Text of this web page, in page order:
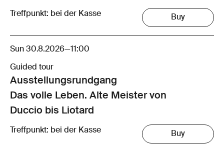
Treffpunkt: bei der Kasse Buy
Sun 30.8.2026—11:00
Guided tour
Ausstellungsrund­gang
Das volle Leben. Alte Meister von
Duccio bis Liotard
Treffpunkt: bei der Kasse Buy